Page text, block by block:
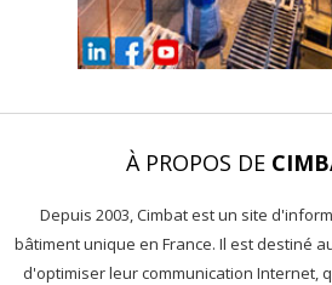
À PROPOS DE
Depuis 2003, Cimbat est un site
bâtiment unique en France. Il est destiné
d'optimiser leur communication Internet,